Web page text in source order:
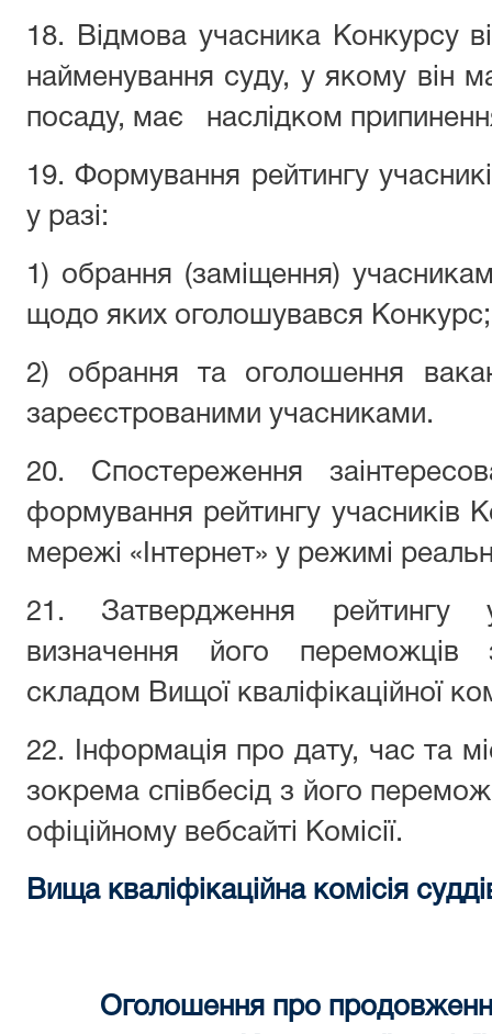
18. Відмова учасника Конкурсу
найменування суду, у якому він
посаду, має наслідком
19. Формування рейтингу
у разі:
1) обрання (заміщення)
щодо яких оголошувався Конкурс;
2) обрання та оголошення
зареєстрованими учасниками.
20. Спостереження
формування рейтингу учасників
мережі «Інтернет» у режимі
21. Затвердження рейтингу
визначення його переможців
складом Вищої кваліфікаційної
22. Інформація про дату, час та
зокрема співбесід з його
офіційному вебсайті Комісії.
Вища кваліфікаційна комісія
Оголошення про